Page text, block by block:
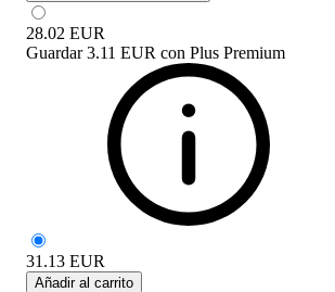
28.02 EUR
Guardar 3.11 EUR con Plus Premium
31.13 EUR
Añadir al carrito